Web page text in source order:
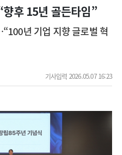
턴 모집후 15년 골든타임”
년 기업 지향 글로벌 혁
기사입력 2026.05.07 16:23